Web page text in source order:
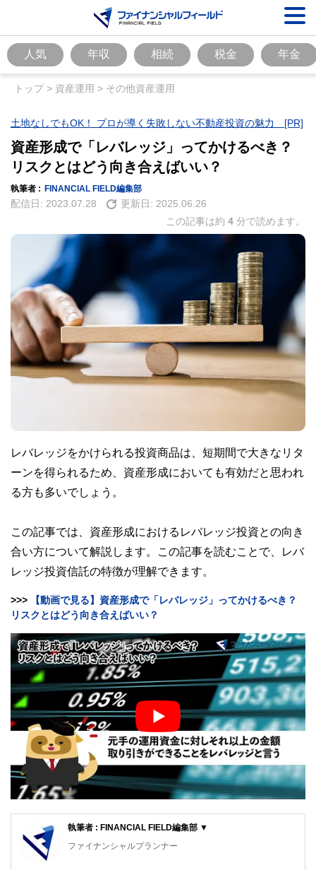
人気 年収 相続 税金 年金
トップ> 資産運用 > その他資産運用
土地なしでもOK！ プロが導く失敗しない不動産投資の魅力 [PR]
資産形成で「レバレッジ」ってかけるべき？
リスクとはどう向き合えばいい？
執筆者 : FINANCIAL FIELD編集部
配信日: 2023.07.28 更新日: 2025.06.26
この記事は約 4 分で読めます。
レバレッジをかけられる投資商品は、短期間で大きなリタ
ーンを得られるため、資産形成においても有効だと思われ
る方も多いでしょう。
この記事では、資産形成におけるレバレッジ投資との向き
合い方について解説します。この記事を読むことで、レバ
レッジ投資信託の特徴が理解できます。
>>>
【動画で見る】資産形成で「レバレッジ」ってかけるべき？
リスクとはどう向き合えばいい？
執筆者 : FINANCIAL FIELD編集部 ▼
ファイナンシャルプランナー